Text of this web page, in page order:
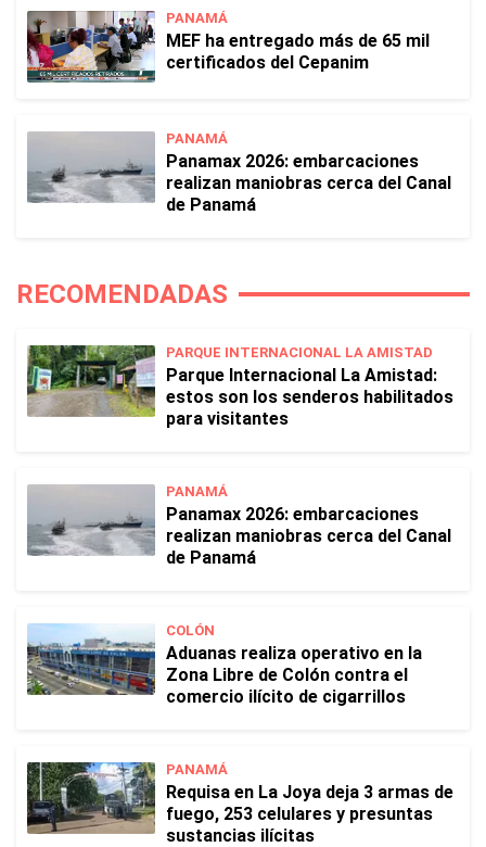
PANAMÁ
MEF ha entregado más de 65 mil
certificados del Cepanim
PANAMÁ
Panamax 2026: embarcaciones
realizan maniobras cerca del Canal
de Panamá
RECOMENDADAS
PARQUE INTERNACIONAL LA AMISTAD
Parque Internacional La Amistad:
estos son los senderos habilitados
para visitantes
PANAMÁ
Panamax 2026: embarcaciones
realizan maniobras cerca del Canal
de Panamá
COLÓN
Aduanas realiza operativo en la
Zona Libre de Colón contra el
comercio ilícito de cigarrillos
PANAMÁ
Requisa en La Joya deja 3 armas de
fuego, 253 celulares y presuntas
sustancias ilícitas